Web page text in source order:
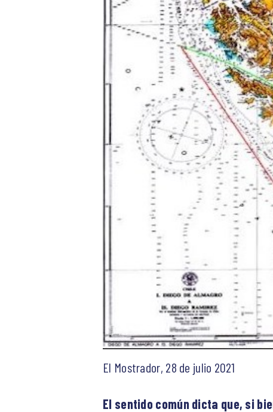
El Mostrador, 28 de julio 2021
El sentido común dicta que, si